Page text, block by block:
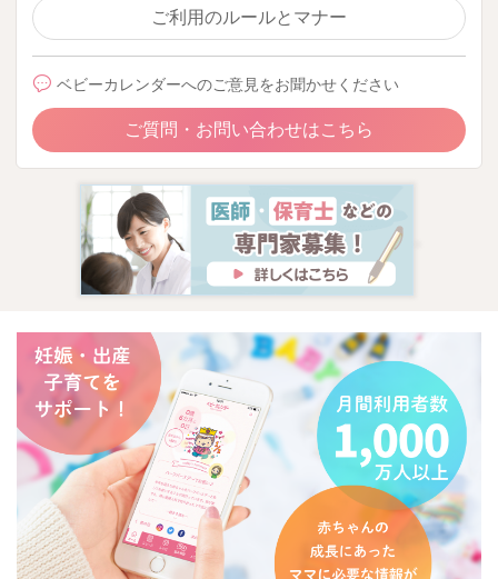
ご利用のルールとマナー
ベビーカレンダーへのご意見をお聞かせください
ご質問・お問い合わせはこちら